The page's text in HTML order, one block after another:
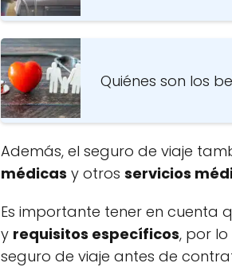
Quiénes son los
Además, el seguro de viaje
médicas y otros servicios
Es importante tener en cuenta
y requisitos específicos, por
seguro de viaje antes de